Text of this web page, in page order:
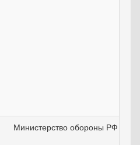
Министерство обороны РФ